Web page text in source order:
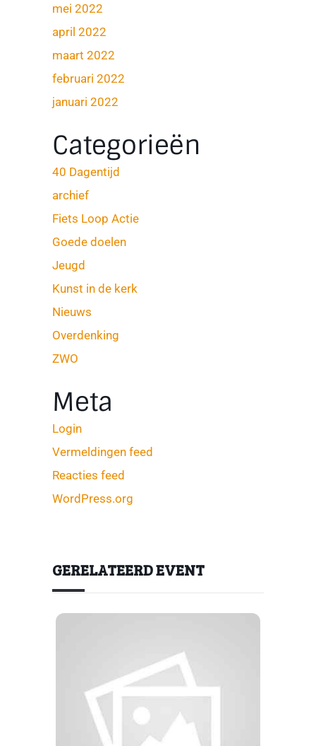
mei 2022
april 2022
maart 2022
februari 2022
januari 2022
Categorieën
40 Dagentijd
archief
Fiets Loop Actie
Goede doelen
Jeugd
Kunst in de kerk
Nieuws
Overdenking
ZWO
Meta
Login
Vermeldingen feed
Reacties feed
WordPress.org
GERELATEERD EVENT